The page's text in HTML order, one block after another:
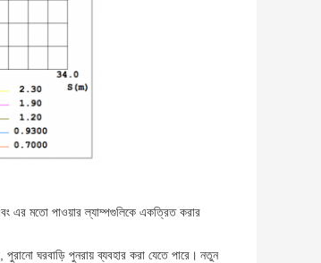
এর মতো পাওয়ার ল্যাম্পগুলিকে একত্রিত করার
ঘরবাড়ি পুনরায় ব্যবহার করা যেতে পারে। নতুন